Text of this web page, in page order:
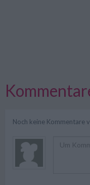
Noch keine Kommentare